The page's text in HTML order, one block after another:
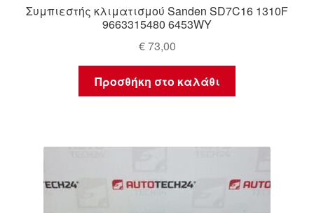
Συμπιεστής κλιματισμού Sanden SD7C16 1310F
9663315480 6453WY
€73,00
Προσθήκη στο καλάθι